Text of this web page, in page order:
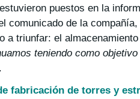
puestos en la
comunicado de la
a triunfar: el
teniendo como
fabricación de torres y